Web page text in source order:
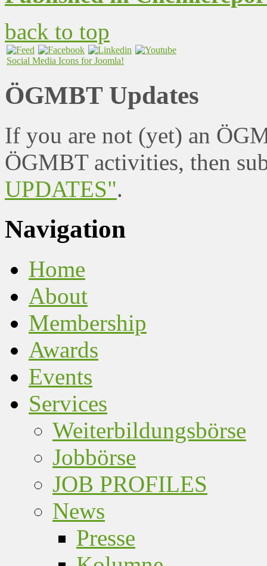
back to top
Social Media Icons for Joomla!
ÖGMBT Updates
If you are not (yet) an
ÖGMBT activities, then
UPDATES".
Navigation
Home
About
Membership
Awards
Events
Services
Weiterbildungsbörse
Jobbörse
JOB PROFILES
News
Presse